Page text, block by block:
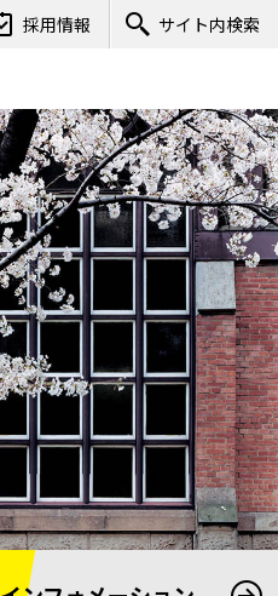
採用情報 サイト内検索